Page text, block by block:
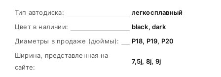
Тип автодиска:
легкосплавный
Цвет в наличии:
black, dark
Диаметры в продаже (дюймы):
Р18, Р19, Р20
Ширина, представленная на
сайте:
7,5j, 8j, 9j